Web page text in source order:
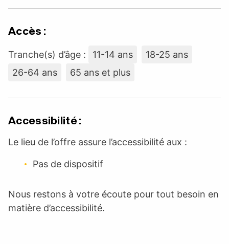
Accès :
Tranche(s) d’âge : 11-14 ans
18-25 ans
26-64 ans
65 ans et plus
Accessibilité :
Le lieu de l’offre assure l’accessibilité aux :
Pas de dispositif
Nous restons à votre écoute pour tout besoin en
matière d’accessibilité.